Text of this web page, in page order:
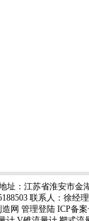
址：江苏省淮安市金
联系人：徐经理
网 管理登陆ICP备案